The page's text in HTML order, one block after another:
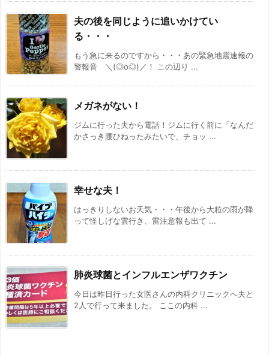
夫の後を同じように追いかけてい
る・・・
もう急に来るのですから・・・あの緊急地震速報の
警報音 ＼(◎o◎)／！ この辺り ...
メガネがない！
ジムに行った夫から電話！ジムに行く前に「なんだ
かさっき腰ひねったみたいで、チョッ ...
幸せな夫！
はっきりしないお天気・・・午後から大粒の雨が降
って怪しげな雲行き、雷注意報も出て ...
肺炎球菌とインフルエンザワクチン
今日は昨日行った女医さんの内科クリニックへ夫と
2人で行って来ました。 ここの内科 ...